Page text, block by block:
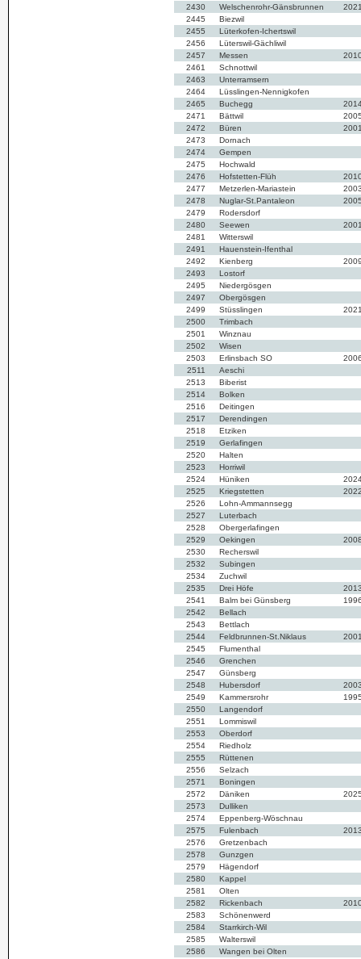
2430
Welschenrohr-Gänsbrunnen
2445
Biezwil
2455
Lüterkofen-Ichertswil
2456
Lüterswil-Gächliwil
2457
Messen
2461
Schnottwil
2463
Unterramsern
2464
Lüsslingen-Nennigkofen
2465
Buchegg
2471
Bättwil
2472
Büren
2473
Dornach
2474
Gempen
2475
Hochwald
2476
Hofstetten-Flüh
2477
Metzerlen-Mariastein
2478
Nuglar-St.Pantaleon
2479
Rodersdorf
2480
Seewen
2481
Witterswil
2491
Hauenstein-Ifenthal
2492
Kienberg
2493
Lostorf
2495
Niedergösgen
2497
Obergösgen
2499
Stüsslingen
2500
Trimbach
2501
Winznau
2502
Wisen
2503
Erlinsbach SO
2511
Aeschi
2513
Biberist
2514
Bolken
2516
Deitingen
2517
Derendingen
2518
Etziken
2519
Gerlafingen
2520
Halten
2523
Horriwil
2524
Hüniken
2525
Kriegstetten
2526
Lohn-Ammannsegg
2527
Luterbach
2528
Obergerlafingen
2529
Oekingen
2530
Recherswil
2532
Subingen
2534
Zuchwil
2535
Drei Höfe
2541
Balm bei Günsberg
2542
Bellach
2543
Bettlach
2544
Feldbrunnen-St.Niklaus
2545
Flumenthal
2546
Grenchen
2547
Günsberg
2548
Hubersdorf
2549
Kammersrohr
2550
Langendorf
2551
Lommiswil
2553
Oberdorf
2554
Riedholz
2555
Rüttenen
2556
Selzach
2571
Boningen
2572
Däniken
2573
Dulliken
2574
Eppenberg-Wöschnau
2575
Fulenbach
2576
Gretzenbach
2578
Gunzgen
2579
Hägendorf
2580
Kappel
2581
Olten
2582
Rickenbach
2583
Schönenwerd
2584
Starrkirch-Wil
2585
Walterswil
2586
Wangen bei Olten